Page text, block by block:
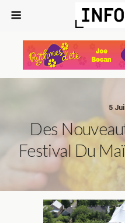
5
Des
Festival Du